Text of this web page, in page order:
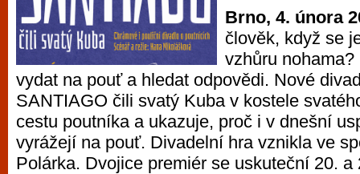
Brno, 4. února
člověk, když se
vzhůru
vydat na pouť a hledat odpovědi. Nové
SANTIAGO čili svatý Kuba v kostele
cestu poutníka a ukazuje, proč i v dnešní
vyrážejí na pouť. Divadelní hra vznikla ve
Polárka. Dvojice premiér se uskuteční 20. a